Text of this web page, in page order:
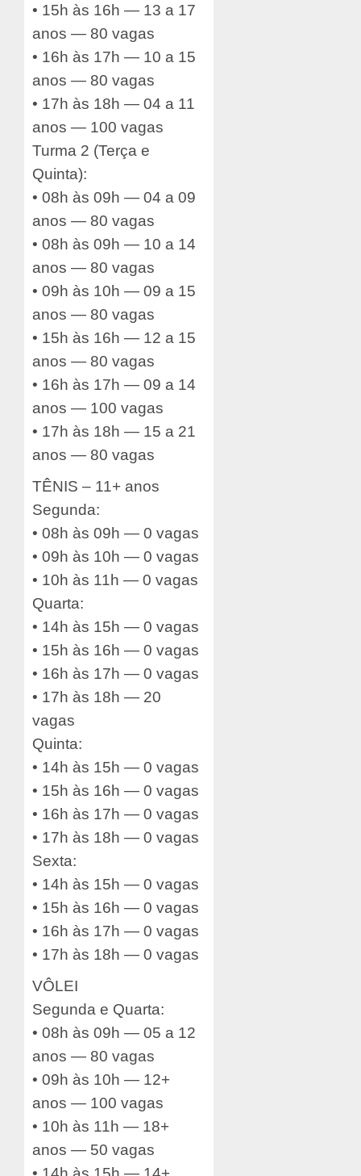
• 15h às 16h — 13 a 17
anos — 80 vagas
• 16h às 17h — 10 a 15
anos — 80 vagas
• 17h às 18h — 04 a 11
anos — 100 vagas
Turma 2 (Terça e
Quinta):
• 08h às 09h — 04 a 09
anos — 80 vagas
• 08h às 09h — 10 a 14
anos — 80 vagas
• 09h às 10h — 09 a 15
anos — 80 vagas
• 15h às 16h — 12 a 15
anos — 80 vagas
• 16h às 17h — 09 a 14
anos — 100 vagas
• 17h às 18h — 15 a 21
anos — 80 vagas
TÊNIS – 11+ anos
Segunda:
• 08h às 09h — 0 vagas
• 09h às 10h — 0 vagas
• 10h às 11h — 0 vagas
Quarta:
• 14h às 15h — 0 vagas
• 15h às 16h — 0 vagas
• 16h às 17h — 0 vagas
• 17h às 18h — 20
vagas
Quinta:
• 14h às 15h — 0 vagas
• 15h às 16h — 0 vagas
• 16h às 17h — 0 vagas
• 17h às 18h — 0 vagas
Sexta:
• 14h às 15h — 0 vagas
• 15h às 16h — 0 vagas
• 16h às 17h — 0 vagas
• 17h às 18h — 0 vagas
VÔLEI
Segunda e Quarta:
• 08h às 09h — 05 a 12
anos — 80 vagas
• 09h às 10h — 12+
anos — 100 vagas
• 10h às 11h — 18+
anos — 50 vagas